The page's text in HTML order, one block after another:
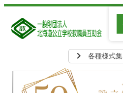
各種様式集